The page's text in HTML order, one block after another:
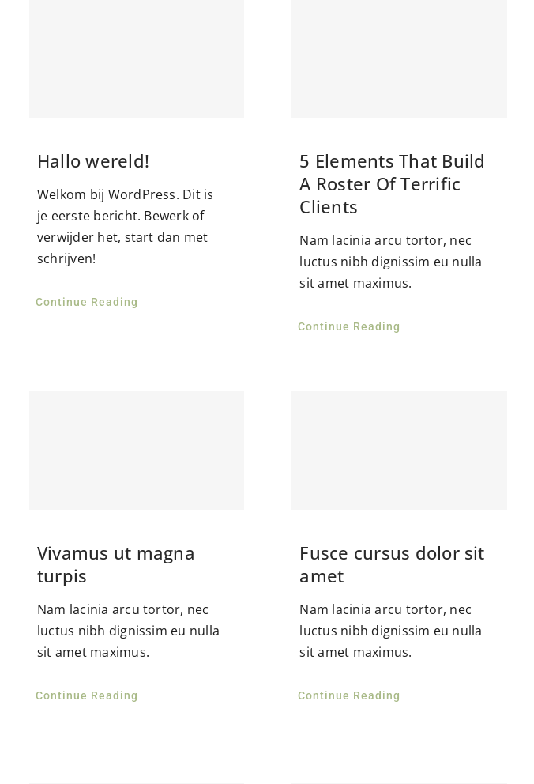
Hallo wereld!
Welkom bij WordPress. Dit is
je eerste bericht. Bewerk of
verwijder het, start dan met
schrijven!
Continue Reading
5 Elements That Build
A Roster Of Terrific
Clients
Nam lacinia arcu tortor, nec
luctus nibh dignissim eu nulla
sit amet maximus.
Continue Reading
Vivamus ut magna
turpis
Nam lacinia arcu tortor, nec
luctus nibh dignissim eu nulla
sit amet maximus.
Continue Reading
Fusce cursus dolor sit
amet
Nam lacinia arcu tortor, nec
luctus nibh dignissim eu nulla
sit amet maximus.
Continue Reading